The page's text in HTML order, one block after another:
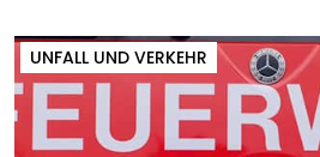
UNFALL UND VERKEHR